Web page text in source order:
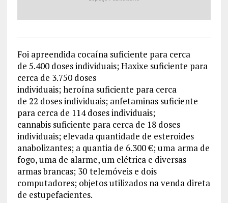
Foi apreendida cocaína suficiente para cerca
de 5.400 doses individuais; Haxixe suficiente para
cerca de 3.750 doses
individuais; heroína suficiente para cerca
de 22 doses individuais; anfetaminas suficiente
para cerca de 114 doses individuais;
cannabis suficiente para cerca de 18 doses
individuais; elevada quantidade de esteroides
anabolizantes; a quantia de 6.300 €; uma arma de
fogo, uma de alarme, um elétrica e diversas
armas brancas; 30 telemóveis e dois
computadores; objetos utilizados na venda direta
de estupefacientes.